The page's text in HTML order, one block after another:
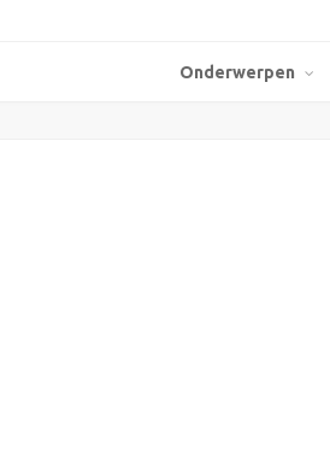
Onderwerpen